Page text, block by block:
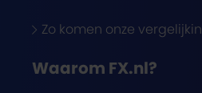
Zo komen onze
Waarom FX.nl?